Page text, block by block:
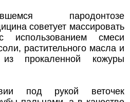
пародонтозе
советует массировать
смеси
растительного масла и
прокаленной кожуры
под рукой веточек